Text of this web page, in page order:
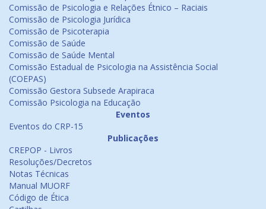
Comissão de Psicologia e Relações Étnico – Raciais
Comissão de Psicologia Jurídica
Comissão de Psicoterapia
Comissão de Saúde
Comissão de Saúde Mental
Comissão Estadual de Psicologia na Assistência Social
(COEPAS)
Comissão Gestora Subsede Arapiraca
Comissão Psicologia na Educação
Eventos
Eventos do CRP-15
Publicações
CREPOP - Livros
Resoluções/Decretos
Notas Técnicas
Manual MUORF
Código de Ética